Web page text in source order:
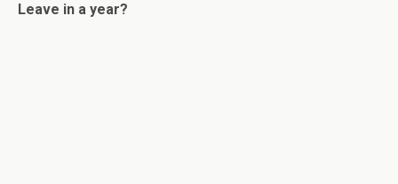
Leave in a year?